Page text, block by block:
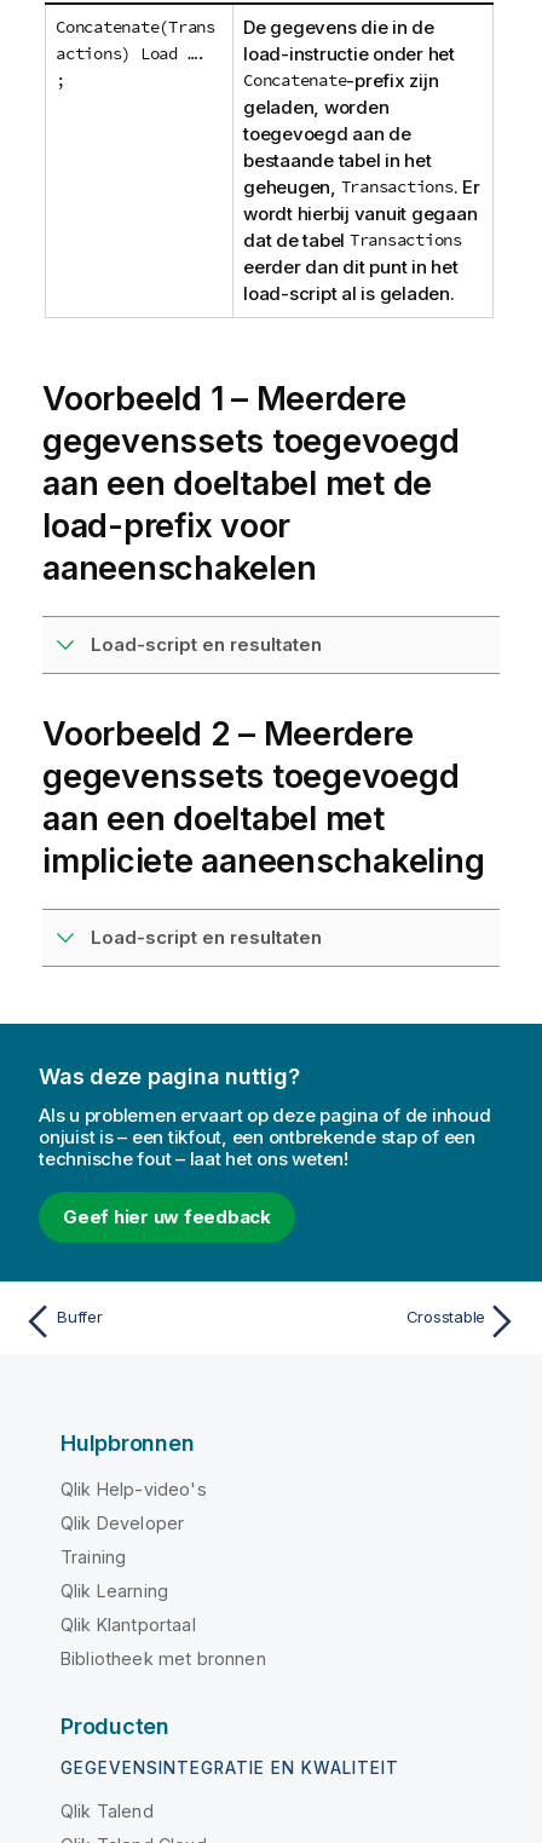
Concatenate(Trans
actions) Load ….
;
De gegevens die in de
load-instructie onder het
Concatenate-prefix zijn
geladen, worden
toegevoegd aan de
bestaande tabel in het
geheugen, Transactions. Er
wordt hierbij vanuit gegaan
dat de tabel Transactions
eerder dan dit punt in het
load-script al is geladen.
Voorbeeld 1 – Meerdere
gegevenssets toegevoegd
aan een doeltabel met de
load-prefix voor
aaneenschakelen
Load-script en resultaten
Voorbeeld 2 – Meerdere
gegevenssets toegevoegd
aan een doeltabel met
impliciete aaneenschakeling
Load-script en resultaten
Was deze pagina nuttig?
Als u problemen ervaart op deze pagina of de inhoud
onjuist is – een tikfout, een ontbrekende stap of een
technische fout – laat het ons weten!
Geef hier uw feedback
Buffer Crosstable
Hulpbronnen
Qlik Help-video's
Qlik Developer
Training
Qlik Learning
Qlik Klantportaal
Bibliotheek met bronnen
Producten
GEGEVENSINTEGRATIE EN KWALITEIT
Qlik Talend